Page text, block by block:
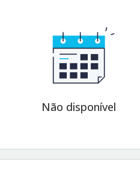
Não disponível